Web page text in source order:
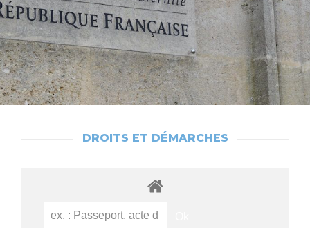
DROITS ET DÉMARCHES